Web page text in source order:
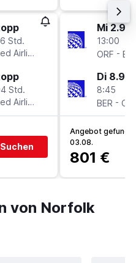
Std.
Airlines
Std.
Airlines
Suchen
Mi 2.9.
13:00
ORF -
Di 8.9.
8:45
BER -
Angebot
03.08.
801 €
von Norfolk